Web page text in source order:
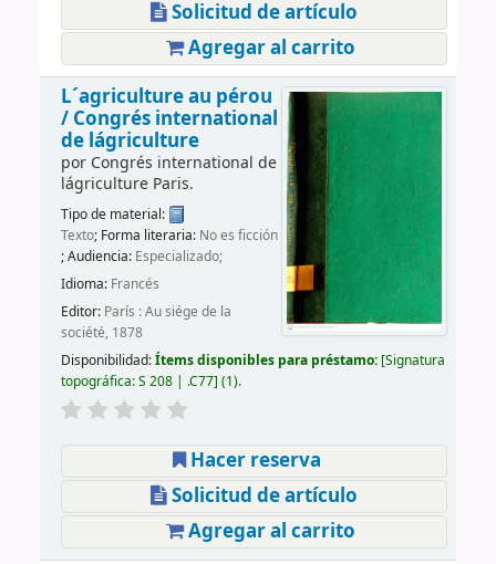
Solicitud de artículo
Agregar al carrito
L´agriculture au pérou
/ Congrés international
de lágriculture
por Congrés international de
lágricultureParis.
Tipo de material:
Texto; Forma literaria: No es ficción
; Audiencia: Especializado;
Idioma: Francés
Editor: París : Au siége de la
société, 1878
Disponibilidad:Ítems disponibles para préstamo: Signatura
topográfica:S 208 | .C77 (1).
Hacer reserva
Solicitud de artículo
Agregar al carrito